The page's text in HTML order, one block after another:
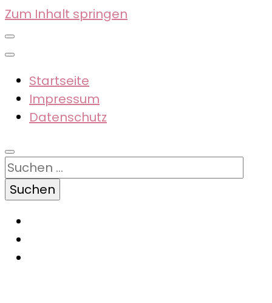
Zum Inhalt springen
Startseite
Impressum
Datenschutz
Suchen
nach: